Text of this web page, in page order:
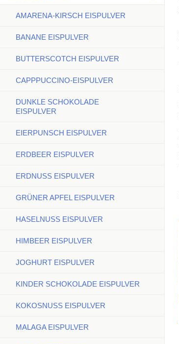
AMARENA-KIRSCH EISPULVER
BANANE EISPULVER
BUTTERSCOTCH EISPULVER
CAPPPUCCINO-EISPULVER
DUNKLE SCHOKOLADE
EISPULVER
EIERPUNSCH EISPULVER
ERDBEER EISPULVER
ERDNUSS EISPULVER
GRÜNER APFEL EISPULVER
HASELNUSS EISPULVER
HIMBEER EISPULVER
JOGHURT EISPULVER
KINDER SCHOKOLADE EISPULVER
KOKOSNUSS EISPULVER
MALAGA EISPULVER